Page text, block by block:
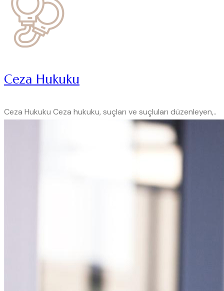
Ceza Hukuku
Ceza Hukuku Ceza hukuku, suçları ve suçluları düzenleyen,..